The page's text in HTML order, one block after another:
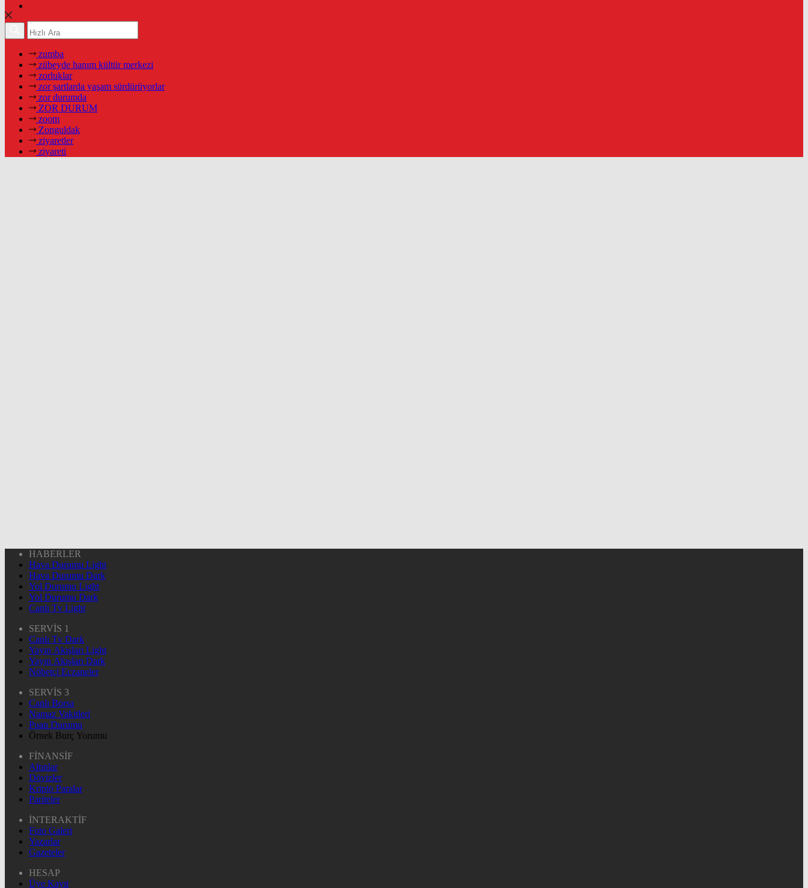
zumba
zübeyde hanım kültür merkezi
zorluklar
zor şartlarda yaşam sürdürüyorlar
zor durumda
ZOR DURUM
zoom
Zonguldak
ziyaretler
ziyareti
HABERLER
Hava Durumu Light
Hava Durumu Dark
Yol Durumu Light
Yol Durumu Dark
Canlı Tv Light
SERVİS 1
Canlı Tv Dark
Yayın Akışları Light
Yayın Akışları Dark
Nöbetçi Eczaneler
SERVİS 3
Canlı Borsa
Namaz Vakitleri
Puan Durumu
Örnek Burç Yorumu
FİNANSİF
Altınlar
Dövizler
Kripto Paralar
Pariteler
İNTERAKTİF
Foto Galeri
Yazarlar
Gazeteler
HESAP
Üye Kayıt